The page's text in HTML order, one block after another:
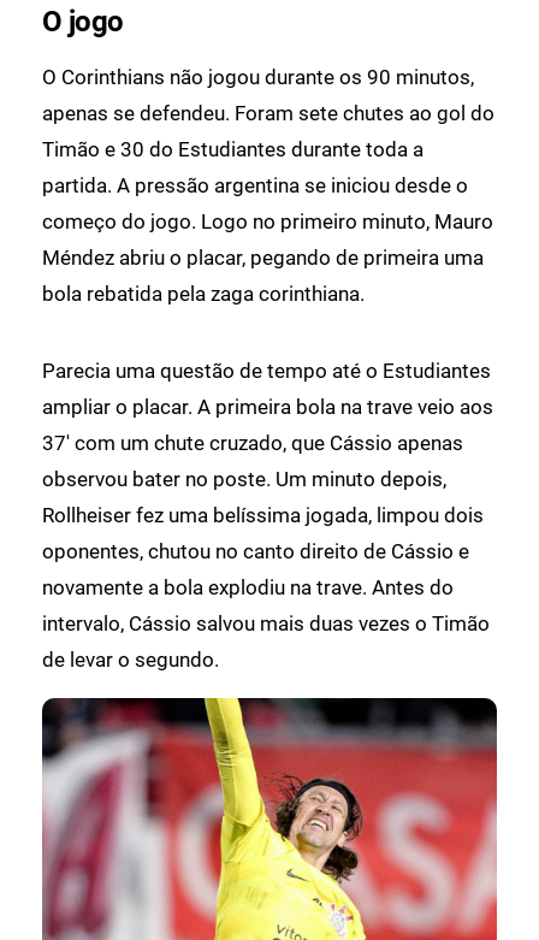
O jogo
O Corinthians não jogou durante os 90 minutos,
apenas se defendeu. Foram sete chutes ao gol do
Timão e 30 do Estudiantes durante toda a
partida. A pressão argentina se iniciou desde o
começo do jogo. Logo no primeiro minuto, Mauro
Méndez abriu o placar, pegando de primeira uma
bola rebatida pela zaga corinthiana.
Parecia uma questão de tempo até o Estudiantes
ampliar o placar. A primeira bola na trave veio aos
37' com um chute cruzado, que Cássio apenas
observou bater no poste. Um minuto depois,
Rollheiser fez uma belíssima jogada, limpou dois
oponentes, chutou no canto direito de Cássio e
novamente a bola explodiu na trave. Antes do
intervalo, Cássio salvou mais duas vezes o Timão
de levar o segundo.